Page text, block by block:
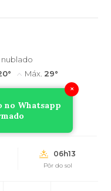
×
no Whatsapp
Máx. 29°
81%
06h13
Pôr do sol